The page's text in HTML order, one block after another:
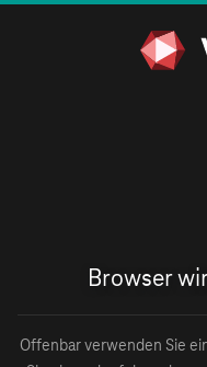
Browser
Offenbar verwenden Sie